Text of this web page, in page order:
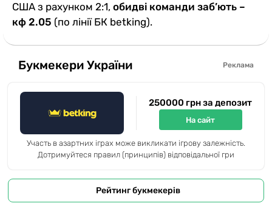
США з рахунком 2:1, обидві команди заб’ють –
кф 2.05 (по лінії БК betking).
Букмекери України Реклама
250000 грн за депозит
На сайт
Участь в азартних іграх може викликати ігрову залежність.
Дотримуйтеся правил (принципів) відповідальної гри
Рейтинг букмекерів